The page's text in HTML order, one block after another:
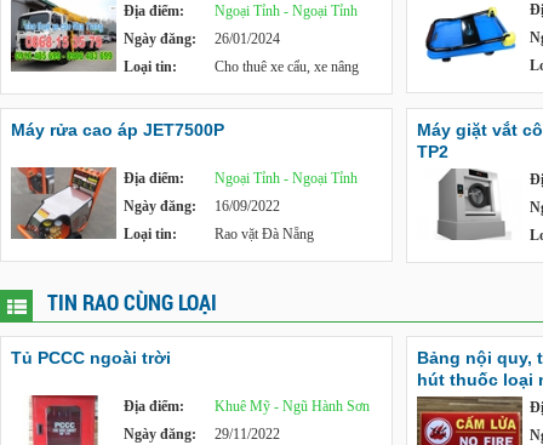
Địa điểm:
Ngoại Tỉnh - Ngoại Tỉnh
Ngày đăng:
26/01/2024
Loại tin:
Cho thuê xe cẩu, xe nâng
Máy rửa cao áp JET7500P
Địa điểm:
Ngoại Tỉnh - Ngoại Tỉnh
Ngày đăng:
16/09/2022
Loại tin:
Rao vặt Đà Nẵng
Máy giặt vắt
TP2
TIN RAO CÙNG LOẠI
Tủ PCCC ngoài trời
Địa điểm:
Khuê Mỹ - Ngũ Hành Sơn
Ngày đăng:
29/11/2022
Bảng nội quy,
hút thuốc loại